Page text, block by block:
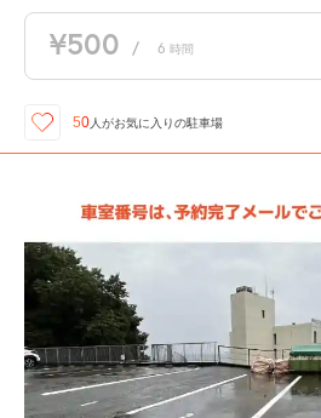
¥500 / 6 時間
50 人がお気に入りの駐車場